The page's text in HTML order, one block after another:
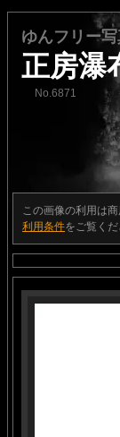
ゆんフリー
正房瀑
No.6871
この画像の利用は
利用条件をご覧くだ